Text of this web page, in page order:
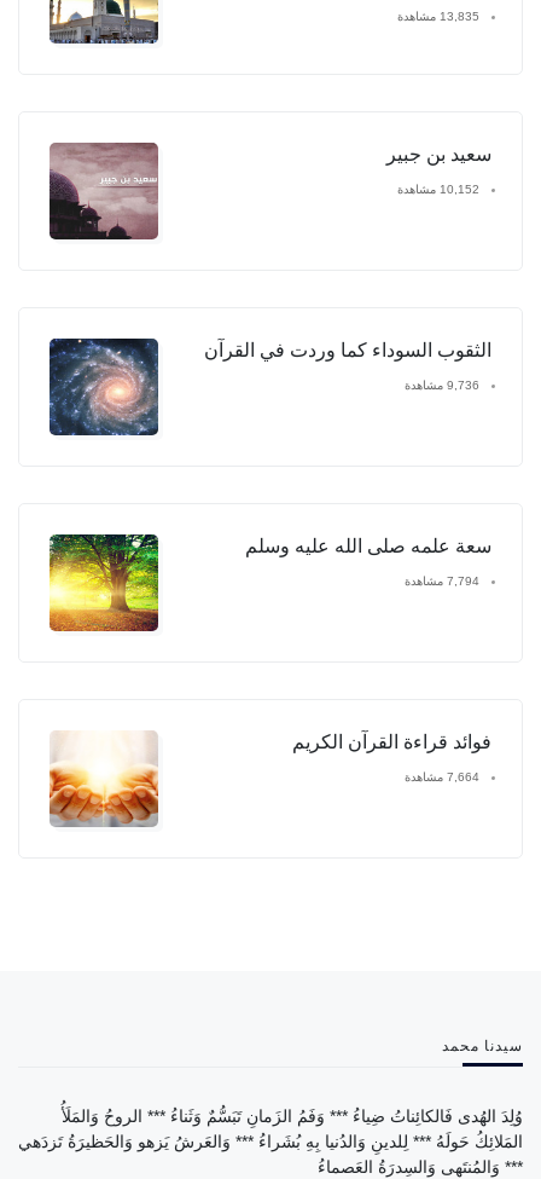
13,835 مشاهدة
سعيد بن جبير
10,152 مشاهدة
الثقوب السوداء كما وردت في القرآن
9,736 مشاهدة
سعة علمه صلى الله عليه وسلم
7,794 مشاهدة
فوائد قراءة القرآن الكريم
7,664 مشاهدة
سيدنا محمد
وُلِدَ الهُدى فَالكائِناتُ ضِياءُ *** وَفَمُ الزَمانِ تَبَسُّمٌ وَثَناءُ *** الروحُ وَالمَلَأُ
المَلائِكُ حَولَهُ *** لِلدينِ وَالدُنيا بِهِ بُشَراءُ *** وَالعَرشُ يَزهو وَالحَظيرَةُ تَزدَهي
*** وَالمُنتَهى وَالسِدرَةُ العَصماءُ